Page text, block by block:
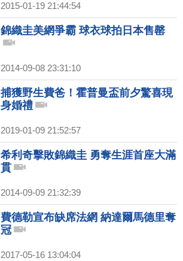
2015-01-19 21:44:54
錦織圭美網爭霸 球衣球拍日本售罄
2014-09-08 23:31:10
捕獲野生費爸！霍普曼盃前夕驚喜現
身婚禮
2019-01-09 21:52:57
希利奇擊敗錦織圭 勇奪生涯首座大滿
貫
2014-09-09 21:32:39
費德勒宣布缺席法網 納達爾馬德里奪
冠
2017-05-16 13:04:04